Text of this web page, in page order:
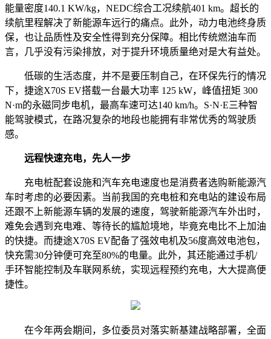
能量密度140.1 KW/kg，NEDC综合工况续航401 km。超长的
续航里程解决了新能源车远行的痛点。此外，动力电池终身质
保，也让品质性及安全性得到充分保障。相比传统燃油车而
言，几乎没有污染排放，对于提升环境质量绝对是大有益处。
低碳的生活态度，并不是要压制自己，在环保先行的情况
下，捷途X70S EV搭载一台最大功率 125 kW，峰值扭矩 300
N·m的永磁同步电机，最高车速可达140 km/h。S·N·E三种智
能驾驶模式，在路况复杂的地段也能拥有非常优秀的驾驶质
感。
远程快速充电，先人一步
充电桩配套设施和汽车充电速度也是消费者选购新能源汽
车时考虑的必要因素。当前我国的充电桩和充电站的建设布局
还跟不上新能源车辆的发展的速度，驾驶新能源汽车外出时，
难免会遇到充电难、等待长的尴尬境地，毕竟充电比不上加油
的快捷。而捷途X70S EV配备了强效电机及56度高效电池包，
快充需30分钟便可充至80%的电量。此外，其还能通过手机/
手环智能控制及车联网系统，实现远程预约充电，大大提高便
捷性。
在今年两会期间，多位委员对落实新基建战略部署，全面